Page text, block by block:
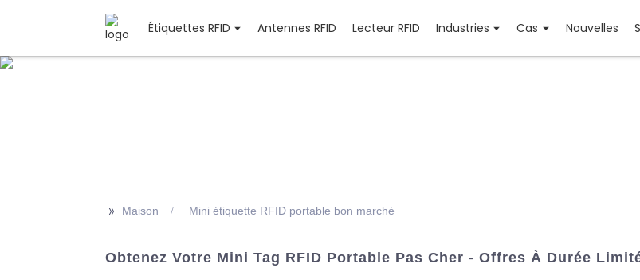
Étiquettes RFID Antennes RFID Lecteur RFID Industries Cas Nouvelles
>> Maison Mini étiquette RFID portable bon marché
Obtenez Votre Mini Tag RFID Portable Pas Cher - Offres À Durée